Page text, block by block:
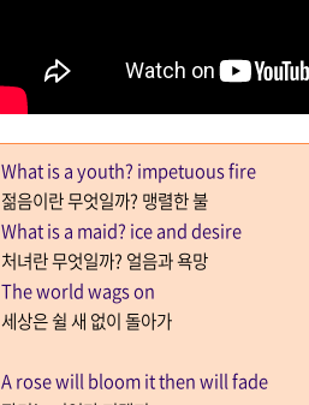
What is a youth? impetuous fire
젊음이란 무엇일까? 맹렬한 불
What is a maid? ice and desire
처녀란 무엇일까? 얼음과 욕망
The world wags on
세상은 쉴 새 없이 돌아가
A rose will bloom it then will fade